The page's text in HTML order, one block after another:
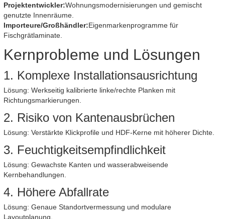
Projektentwickler:Wohnungsmodernisierungen und gemischt
genutzte Innenräume.
Importeure/Großhändler:Eigenmarkenprogramme für
Fischgrätlaminate.
Kernprobleme und Lösungen
1. Komplexe Installationsausrichtung
Lösung: Werkseitig kalibrierte linke/rechte Planken mit
Richtungsmarkierungen.
2. Risiko von Kantenausbrüchen
Lösung: Verstärkte Klickprofile und HDF-Kerne mit höherer Dichte.
3. Feuchtigkeitsempfindlichkeit
Lösung: Gewachste Kanten und wasserabweisende
Kernbehandlungen.
4. Höhere Abfallrate
Lösung: Genaue Standortvermessung und modulare
Layoutplanung.